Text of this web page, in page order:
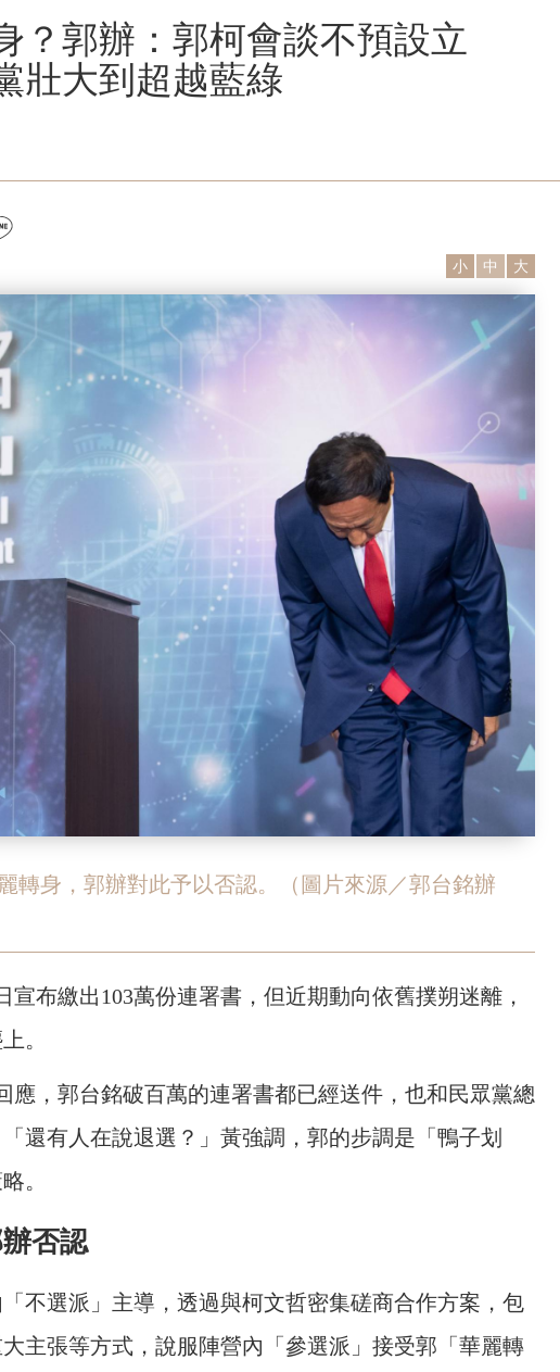
？郭辦：郭柯會談不預設立
大到超越藍綠
小 中 大
轉身，郭辦對此予以否認。（圖片來源／郭台銘辦
宣布繳出103萬份連署書，但近期動向依舊撲朔迷離，
。
應，郭台銘破百萬的連署書都已經送件，也和民眾黨總
還有人在說退選？」黃強調，郭的步調是「鴨子划
。
否認
不選派」主導，透過與柯文哲密集磋商合作方案，包
主張等方式，說服陣營內「參選派」接受郭「華麗轉